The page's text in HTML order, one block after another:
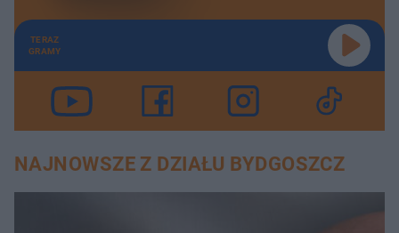
TERAZ
GRAMY
NAJNOWSZE Z DZIAŁU BYDGOSZCZ